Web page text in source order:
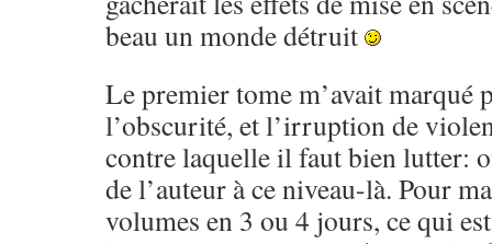
beau un monde détruit
Le premier tome m’avait marqué
l’obscurité, et l’irruption de
contre laquelle il faut bien lutter:
de l’auteur à ce niveau-là. Pour
volumes en 3 ou 4 jours, ce qui